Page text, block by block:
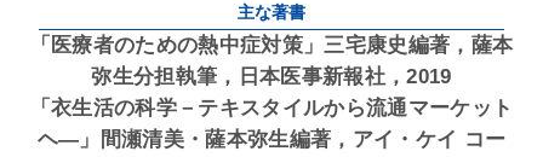
主な著書
「医療者のための熱中症対策」三宅康史編著，薩本
弥生分担執筆，日本医事新報社，2019
「衣生活の科学－テキスタイルから流通マーケット
ヘ―」間瀬清美・薩本弥生編著，アイ・ケイ コー